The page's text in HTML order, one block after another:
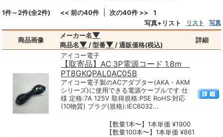
1件～2件(全2件) << 前の40件 次の40件 >>
1
写真+リスト
リスト 写真
商品画像
メーカー名▼
商品名▼ / 型番▼ / 通販価格(税込)
詳細
アイコー電子
【取寄品】AC 3P電源コード 1.8m
PT8GKQPAL0AC05B
アイコー電子製のACアダプター(AKA・AKM
シリーズ)に使用できる電源ケーブルです 仕
様 定格:7A 125V 取得規格:PSE RoHS:対応
(10物質) プラグ(規格):IEC6032...
【数量1本〜】1本単価 ¥1900
【数量100本〜】1本単価 ¥861